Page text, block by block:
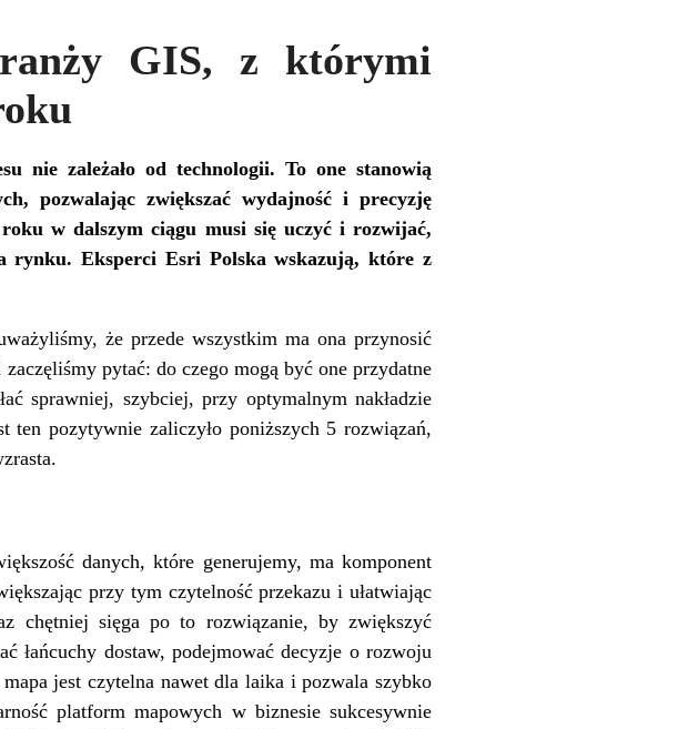
GIS, z którymi
nie zależało od technologii. To one stanowią
pozwalając zwiększać wydajność i precyzję
w dalszym ciągu musi się uczyć i rozwijać,
rynku. Eksperci Esri Polska wskazują, które z
że przede wszystkim ma ona przynosić
pytać: do czego mogą być one przydatne
sprawniej, szybciej, przy optymalnym nakładzie
ten pozytywnie zaliczyło poniższych 5 rozwiązań,
danych, które generujemy, ma komponent
przy tym czytelność przekazu i ułatwiając
chętniej sięga po to rozwiązanie, by zwiększyć
łańcuchy dostaw, podejmować decyzje o rozwoju
jest czytelna nawet dla laika i pozwala szybko
platform mapowych w biznesie sukcesywnie